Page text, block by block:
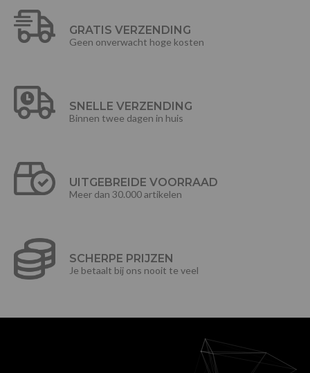
GRATIS VERZENDING
Geen onverwacht hoge kosten
SNELLE VERZENDING
Binnen twee dagen in huis
UITGEBREIDE VOORRAAD
Meer dan 30.000 artikelen
SCHERPE PRIJZEN
Je betaalt bij ons nooit te veel